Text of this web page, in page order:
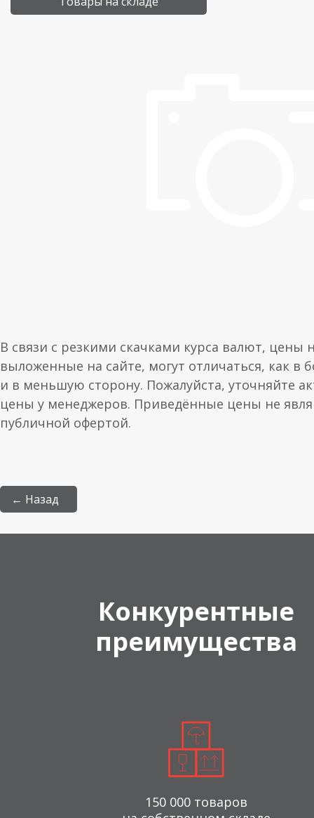
В связи с резкими скачками курса валют, цены
выложенные на сайте, могут отличаться, как в
и в меньшую сторону. Пожалуйста, уточняйте
цены у менеджеров. Приведённые цены не
публичной офертой.
← Назад
Конкурентные
преимущества
150 000 товаров